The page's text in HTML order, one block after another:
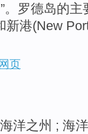
。罗德岛的
新港(New
页
海洋之州 ; 海